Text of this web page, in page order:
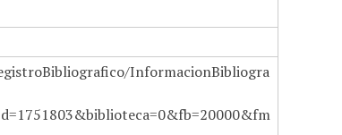
InformacionBibliogra